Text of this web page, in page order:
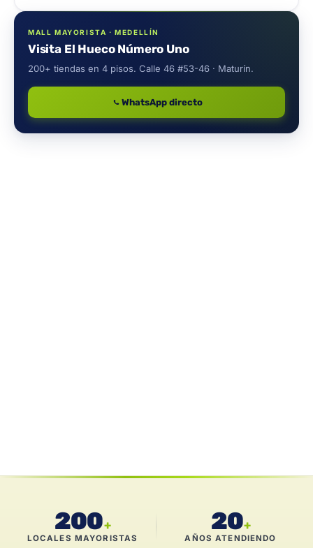
MALL MAYORISTA · MEDELLÍN
Visita El Hueco Número Uno
200+ tiendas en 4 pisos. Calle 46 #53-46 · Maturín.
WhatsApp directo
200+
LOCALES MAYORISTAS
20+
AÑOS ATENDIENDO